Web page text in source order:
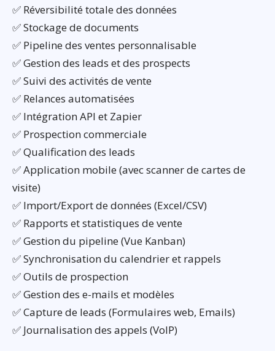
✅ Réversibilité totale des données
✅ Stockage de documents
✅ Pipeline des ventes personnalisable
✅ Gestion des leads et des prospects
✅ Suivi des activités de vente
✅ Relances automatisées
✅ Intégration API et Zapier
✅ Prospection commerciale
✅ Qualification des leads
✅ Application mobile (avec scanner de cartes de
visite)
✅ Import/Export de données (Excel/CSV)
✅ Rapports et statistiques de vente
✅ Gestion du pipeline (Vue Kanban)
✅ Synchronisation du calendrier et rappels
✅ Outils de prospection
✅ Gestion des e-mails et modèles
✅ Capture de leads (Formulaires web, Emails)
✅ Journalisation des appels (VoIP)